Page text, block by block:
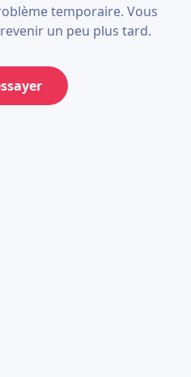
temporaire. Vous
un peu plus tard.